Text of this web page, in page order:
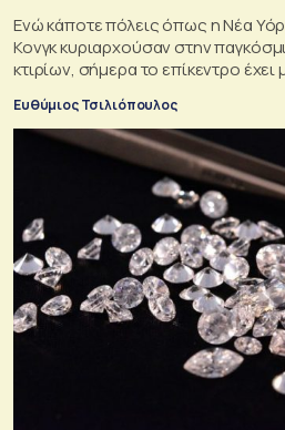
Ενώ κάποτε πόλεις όπως η Νέα
Κονγκ κυριαρχούσαν στην
κτιρίων, σήμερα το επίκεντρο
Ασία
Ευθύμιος Τσιλιόπουλος